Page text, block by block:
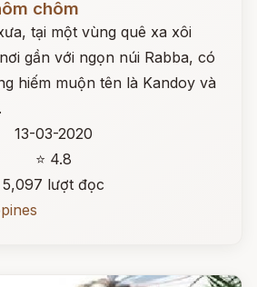
chôm
tại một vùng quê xa xôi
gần với ngọn núi Rabba, có
hiếm muộn tên là Kandoy và
13-03-2020
⭐ 4.8
5,097 lượt đọc